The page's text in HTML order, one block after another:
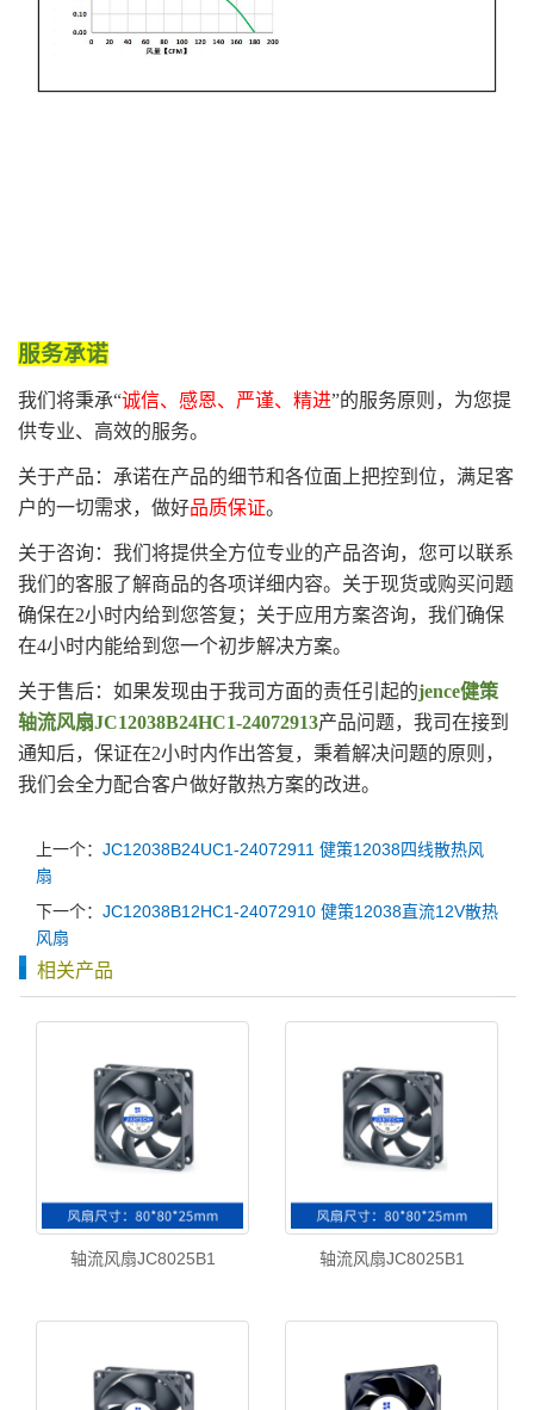
服务承诺
我们将秉承“诚信、感恩、严谨、精进”的服务原则，为您提
供专业、高效的服务。
关于产品：承诺在产品的细节和各位面上把控到位，满足客
户的一切需求，做好品质保证。
关于咨询：我们将提供全方位专业的产品咨询，您可以联系
我们的客服了解商品的各项详细内容。关于现货或购买问题
确保在2小时内给到您答复；关于应用方案咨询，我们确保
在4小时内能给到您一个初步解决方案。
关于售后：如果发现由于我司方面的责任引起的jence健策
轴流风扇JC12038B24HC1-24072913产品问题，我司在接到
通知后，保证在2小时内作出答复，秉着解决问题的原则，
我们会全力配合客户做好散热方案的改进。
上一个： JC12038B24UC1-24072911 健策12038四线散热风
扇
下一个： JC12038B12HC1-24072910 健策12038直流12V散热
风扇
相关产品
轴流风扇JC8025B1 轴流风扇JC8025B1